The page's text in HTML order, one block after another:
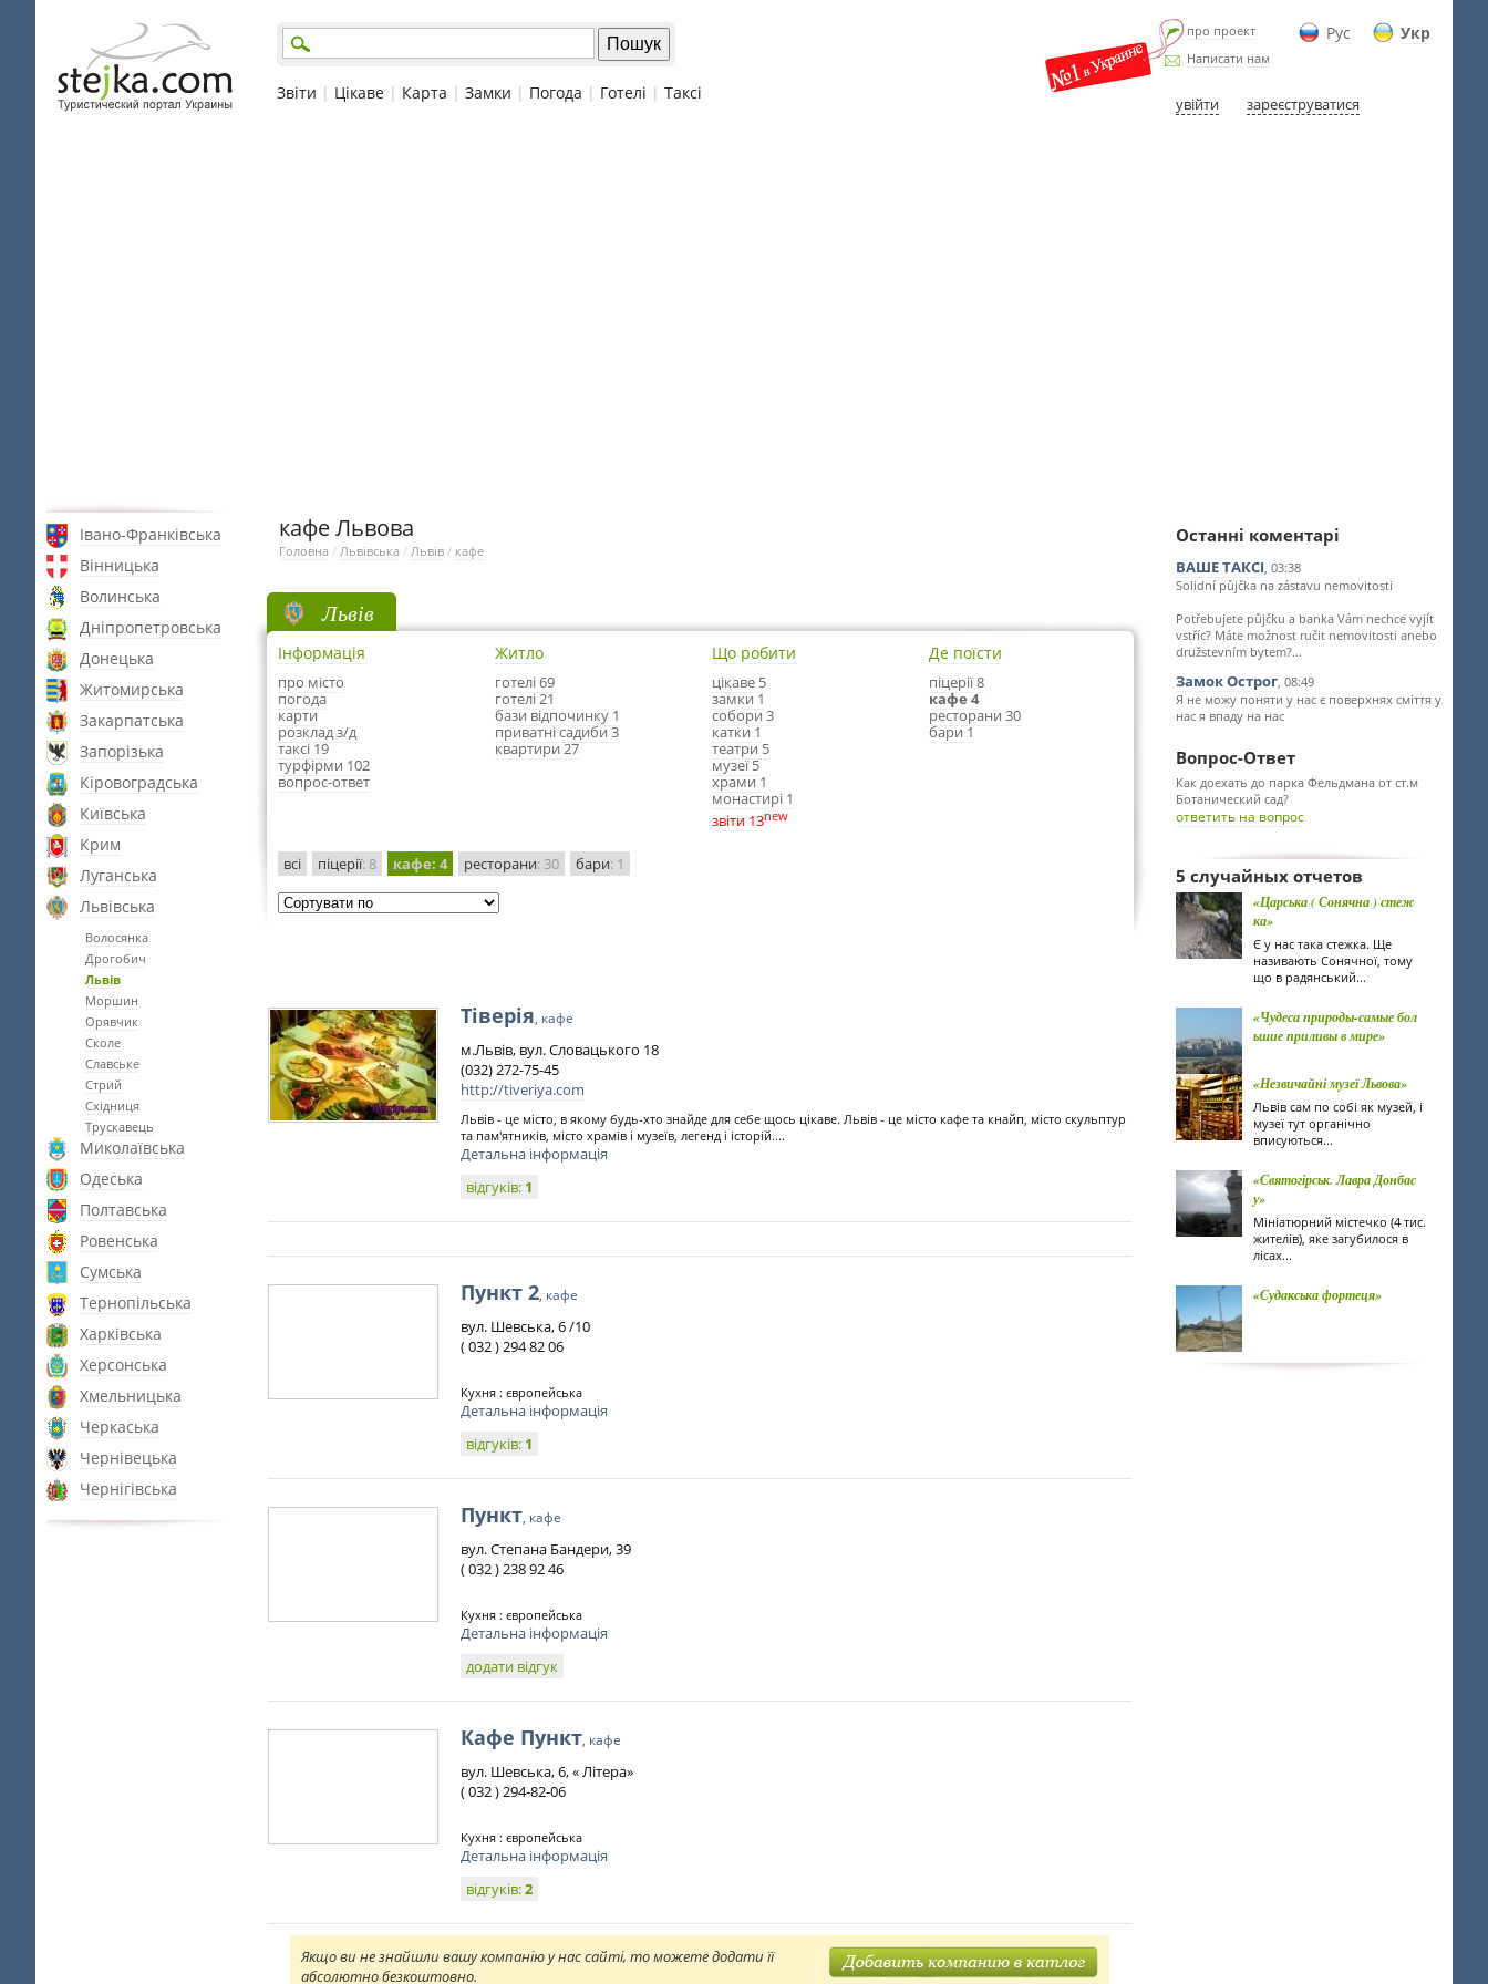
Рус Укр
про проект
Написати нам
увійти зареєструватися
Звіти | Цікаве | Карта | Замки | Погода | Готелі | Таксі
Івано-Франківська
Вінницька
Волинська
Дніпропетровська
Донецька
Житомирська
Закарпатська
Запорізька
Кіровоградська
Київська
Крим
Луганська
Львівська
Волосянка
Дрогобич
Львів
Моршин
Орявчик
Сколе
Славське
Стрий
Східниця
Трускавець
Миколаївська
Одеська
Полтавська
Ровенська
Сумська
Тернопільська
Харківська
Херсонська
Хмельницька
Черкаська
Чернівецька
Чернігівська
кафе Львова
Головна / Львівська / Львів / кафе
Львів
Інформація
про місто
погода
карти
розклад з/д
таксі 19
турфірми 102
вопрос-ответ
Житло
готелі 69
готелі 21
бази відпочинку 1
приватні садиби 3
квартири 27
Що робити
цікаве 5
замки 1
собори 3
катки 1
театри 5
музеї 5
храми 1
монастирі 1
звіти 13new
Де поїсти
піцерії 8
кафе 4
ресторани 30
бари 1
всі піцерії: 8 кафе: 4 ресторани: 30 бари: 1
Тіверія, кафе
м.Львів, вул. Словацького 18
(032) 272-75-45
http://tiveriya.com
Львів - це місто, в якому будь-хто знайде для себе щось цікаве. Львів - це місто кафе та кнайп, місто скульптур
та пам'ятників, місто храмів і музеїв, легенд і історій....
Детальна інформація
відгуків: 1
Пункт 2, кафе
вул. Шевська, 6 /10
( 032 ) 294 82 06
Кухня : європейська
Детальна інформація
відгуків: 1
Пункт, кафе
вул. Степана Бандери, 39
( 032 ) 238 92 46
Кухня : європейська
Детальна інформація
додати відгук
Кафе Пункт, кафе
вул. Шевська, 6, « Літера»
( 032 ) 294-82-06
Кухня : європейська
Детальна інформація
відгуків:2
Якщо ви не знайшли вашу компанію у нас сайті, то можете додати її
абсолютно безкоштовно.
Останні коментарі
ВАШЕ ТАКСІ, 03:38
Solidní půjčka na zástavu nemovitosti
Potřebujete půjčku a banka Vám nechce vyjít
vstříc? Máte možnost ručit nemovitosti anebo
družstevním bytem?...
Замок Острог, 08:49
Я не можу поняти у нас є поверхнях сміття у
нас я впаду на нас
Вопрос-Ответ
Как доехать до парка Фельдмана от ст.м
Ботанический сад?
ответить на вопрос
5 случайных отчетов
«Царська ( Сонячна ) стеж
ка»
Є у нас така стежка. Ще
називають Сонячної, тому
що в радянський...
«Чудеса природы-самые бол
ьшие приливы в мире»
«Незвичайні музеї Львова»
Львів сам по собі як музей, і
музеї тут органічно
вписуються...
«Святогірськ. Лавра Донбас
у»
Мініатюрний містечко (4 тис.
жителів), яке загубилося в
лісах...
«Судакська фортеця»